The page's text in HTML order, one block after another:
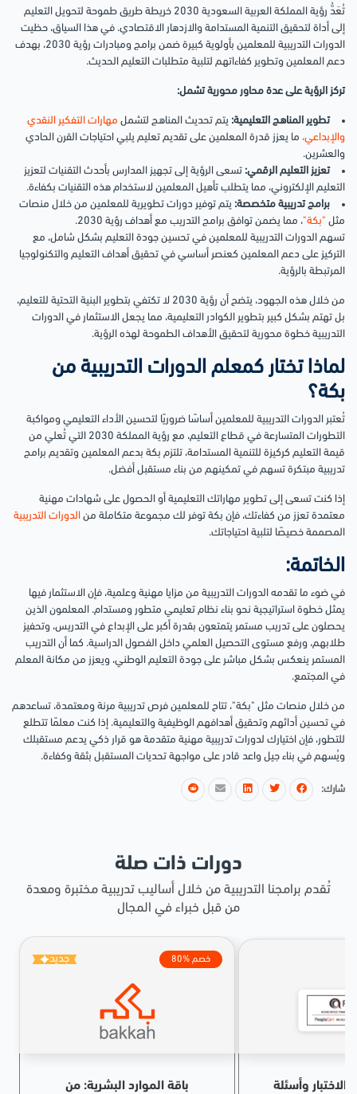
تُعَدُّ رؤية
المملكة العربية السعودية 2030 خريطة طريق طموحة لتحويل التعليم
إلى أداة لتحقيق التنمية المستدامة والازدهار الاقتصادي. في هذا السياق، حظيت
الدورات التدريبية للمعلمين بأولوية كبيرة ضمن برامج ومبادرات رؤية 2030، بهدف
دعم المعلمين وتطوير كفاءاتهم لتلبية متطلبات التعليم الحديث.
تركز الرؤية على عدة محاور محورية تشمل:
تطوير المناهج التعليمية: يتم تحديث المناهج لتشمل مهارات التفكير النقدي
والإبداعي، ما يعزز قدرة المعلمين على تقديم تعليم يلبي احتياجات القرن الحادي
والعشرين.
تعزيز التعليم الرقمي: تسعى الرؤية إلى تجهيز المدارس بأحدث التقنيات لتعزيز
التعليم الإلكتروني، مما يتطلب تأهيل المعلمين لاستخدام هذه التقنيات بكفاءة.
برامج تدريبية متخصصة: يتم توفير دورات تطويرية للمعلمين من خلال منصات
مثل "بكة"، مما يضمن توافق برامج التدريب مع أهداف رؤية 2030.
تسهم الدورات التدريبية للمعلمين في تحسين جودة التعليم بشكل شامل، مع
التركيز على دعم المعلمين كعنصر أساسي في تحقيق أهداف التعليم والتكنولوجيا
المرتبطة بالرؤية.
من خلال هذه الجهود، يتضح أن رؤية 2030 لا تكتفي بتطوير البنية التحتية للتعليم،
بل تهتم بشكل كبير بتطوير الكوادر التعليمية، مما يجعل الاستثمار في الدورات
التدريبية خطوة محورية لتحقيق الأهداف الطموحة لهذه الرؤية.
لماذا تختار كمعلم الدورات التدريبية من
بكة؟
تُعتبر الدورات التدريبية للمعلمين أساسًا ضروريًا لتحسين الأداء التعليمي ومواكبة
التطورات المتسارعة في قطاع التعليم، مع رؤية المملكة 2030 التي تُعلي من
قيمة التعليم كركيزة للتنمية المستدامة، تلتزم بكة بدعم المعلمين وتقديم برامج
تدريبية مبتكرة تسهم في تمكينهم من بناء مستقبل أفضل.
إذا كنت تسعى إلى تطوير مهاراتك التعليمية أو الحصول على شهادات مهنية
معتمدة تعزز من كفاءتك، فإن بكة توفر لك مجموعة متكاملة من الدورات التدريبية
المصممة خصيصًا لتلبية احتياجاتك.
الخاتمة:
في ضوء ما تقدمه الدورات التدريبية من مزايا مهنية وعلمية، فإن الاستثمار فيها
يمثل خطوة استراتيجية نحو بناء نظام تعليمي متطور ومستدام. المعلمون الذين
يحصلون على تدريب مستمر يتمتعون بقدرة أكبر على الإبداع في التدريس، وتحفيز
طلابهم، ورفع مستوى التحصيل العلمي داخل الفصول الدراسية. كما أن التدريب
المستمر ينعكس بشكل مباشر على جودة التعليم الوطني، ويعزز من مكانة المعلم
في المجتمع.
من خلال منصات مثل "بكة"، تتاح للمعلمين فرص تدريبية مرنة ومعتمدة، تساعدهم
في تحسين أدائهم وتحقيق أهدافهم الوظيفية والتعليمية. إذا كنت معلمًا تتطلع
للتطور، فإن اختيارك لدورات تدريبية مهنية متقدمة هو قرار ذكي يدعم مستقبلك
ويُسهم في بناء جيل واعد قادر على مواجهة تحديات المستقبل بثقة وكفاءة.
شارك:
دورات ذات صلة
تُقدم برامجنا التدريبية من خلال أساليب تدريبية مختبرة ومعدة
من قبل خبراء في المجال
جديد 80% خصم
باقة الموارد البشرية: من